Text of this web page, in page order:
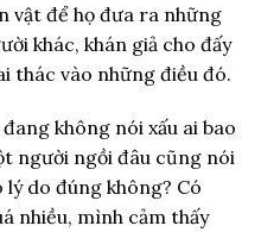
vật để họ đưa ra những
khác, khán giả cho đấy
thác vào những điều đó.
không nói xấu ai bao
người ngồi đâu cũng nói
lý do đúng không? Có
nhiều, mình cảm thấy